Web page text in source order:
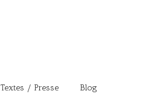
Textes / Presse Blog